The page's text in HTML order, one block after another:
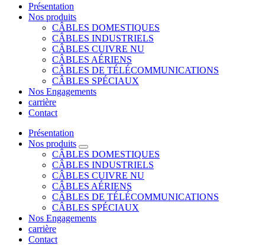
Présentation
Nos produits
CÂBLES DOMESTIQUES
CÂBLES INDUSTRIELS
CÂBLES CUIVRE NU
CÂBLES AÉRIENS
CÂBLES DE TÉLÉCOMMUNICATIONS
CÂBLES SPÉCIAUX
Nos Engagements
carrière
Contact
Présentation
Nos produits
CÂBLES DOMESTIQUES
CÂBLES INDUSTRIELS
CÂBLES CUIVRE NU
CÂBLES AÉRIENS
CÂBLES DE TÉLÉCOMMUNICATIONS
CÂBLES SPÉCIAUX
Nos Engagements
carrière
Contact